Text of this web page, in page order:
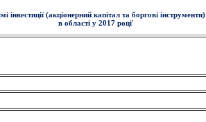
інвестиції (акціонерний капітал та боргові інструменти)
в області у 2017 році1